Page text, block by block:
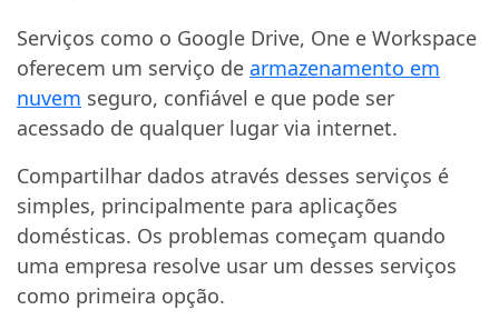
Serviços como o Google Drive, One e Workspace
oferecem um serviço de armazenamento em
nuvem seguro, confiável e que pode ser
acessado de qualquer lugar via internet.
Compartilhar dados através desses serviços é
simples, principalmente para aplicações
domésticas. Os problemas começam quando
uma empresa resolve usar um desses serviços
como primeira opção.